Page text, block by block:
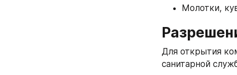
Молотки,
Для открытия
санитарной